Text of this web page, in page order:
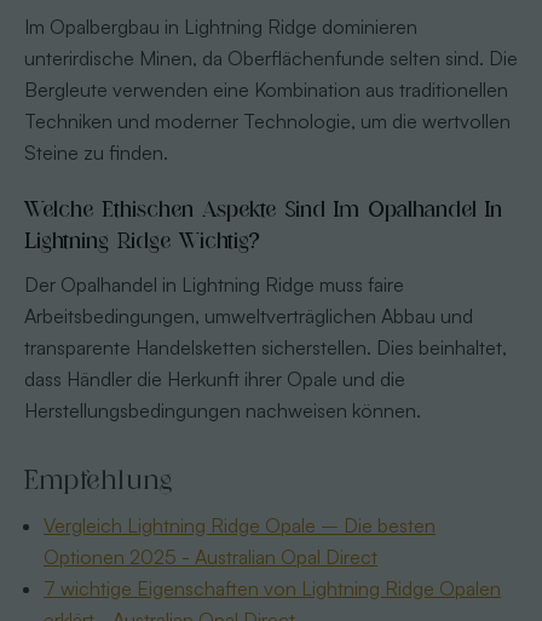
Im Opalbergbau in Lightning Ridge dominieren
unterirdische Minen, da Oberflächenfunde selten sind. Die
Bergleute verwenden eine Kombination aus traditionellen
Techniken und moderner Technologie, um die wertvollen
Steine zu finden.
Welche Ethischen Aspekte Sind Im Opalhandel In
Lightning Ridge Wichtig?
Der Opalhandel in Lightning Ridge muss faire
Arbeitsbedingungen, umweltverträglichen Abbau und
transparente Handelsketten sicherstellen. Dies beinhaltet,
dass Händler die Herkunft ihrer Opale und die
Herstellungsbedingungen nachweisen können.
Empfehlung
Vergleich Lightning Ridge Opale – Die besten
Optionen 2025 - Australian Opal Direct
7 wichtige Eigenschaften von Lightning Ridge Opalen